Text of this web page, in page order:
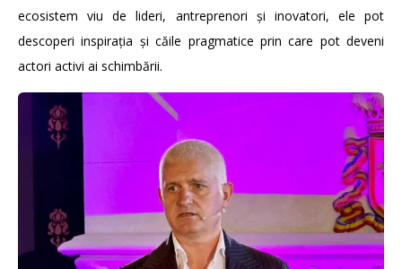
ecosistem viu de lideri, antreprenori și inovatori, ele pot
descoperi inspirația și căile pragmatice prin care pot deveni
actori activi ai schimbării.